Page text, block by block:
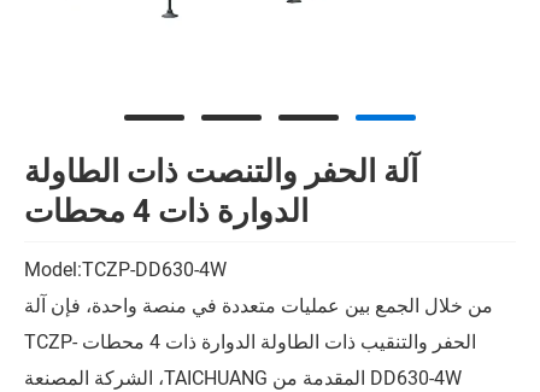
آلة الحفر والتنصت ذات الطاولة
الدوارة ذات 4 محطات
Model:TCZP-DD630-4W
من خلال الجمع بين عمليات متعددة في منصة واحدة، فإن آلة
الحفر والتنقيب ذات الطاولة الدوارة ذات 4 محطات TCZP-
DD630-4W المقدمة من TAICHUANG، الشركة المصنعة